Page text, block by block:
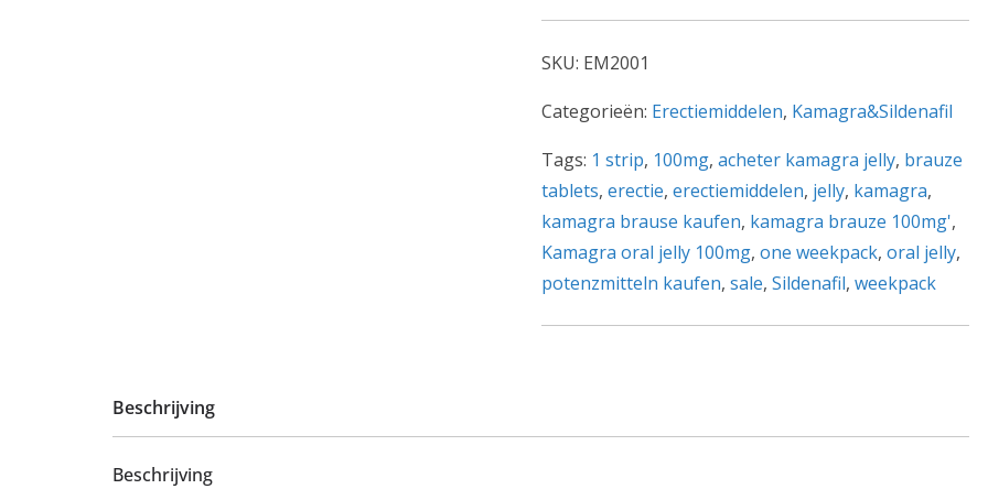
s
€
2
9
5
.
weekpacks
(7
aantal
SKU: EM2001
Categorieën: Erectiemiddelen, Kamagra&Sildenafil
Tags: 1 strip, 100mg, acheter kamagra jelly, brauze
tablets, erectie, erectiemiddelen, jelly, kamagra,
kamagra brause kaufen, kamagra brauze 100mg',
Kamagra oral jelly 100mg, one weekpack, oral jelly,
potenzmitteln kaufen, sale, Sildenafil, weekpack
Beschrijving
Beschrijving